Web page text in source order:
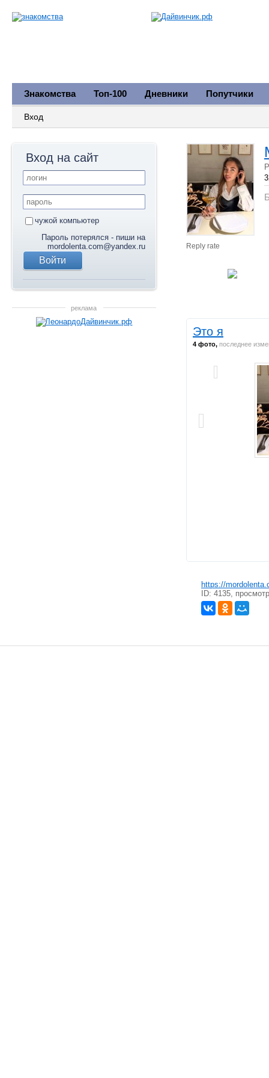
Знакомства Топ-100 Дневники Попутчики
Вход
Reply rate
Это я
4 фото, последнее
https://
ID: 4135,
Вход на сайт
чужой компьютер
Пароль потерялся - пиши на
mordolenta.com@yandex.ru
реклама